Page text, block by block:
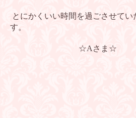
とにかくいい時間を過ごさせてい
す。
☆Aさま☆